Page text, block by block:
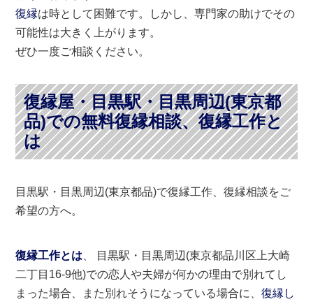
復縁は時として困難です。しかし、専門家の助けでその
可能性は大きく上がります。
ぜひ一度ご相談ください。
復縁屋・目黒駅・目黒周辺(東京都
品)での無料復縁相談、復縁工作と
は
目黒駅・目黒周辺(東京都品)で復縁工作、復縁相談をご
希望の方へ。
復縁工作とは 、 目黒駅・目黒周辺(東京都品川区上大崎
二丁目16-9他)での恋人や夫婦が何かの理由で別れてし
まった場合、また別れそうになっている場合に、復縁し